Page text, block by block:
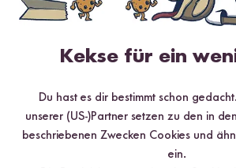
✔️ Inklusive Tipps & Tricks für die
Jetzt sichern
Kekse für ein
Du hast es dir bestimmt schon
unserer (US-)Partner setzen zu den in
beschriebenen Zwecken Cookies und
ein.